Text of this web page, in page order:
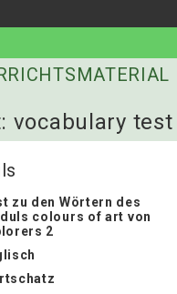
vocabulary
zu den Wörtern des
colours of art von
2